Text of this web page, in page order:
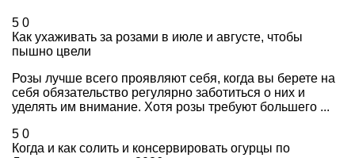
5 0
Как ухаживать за розами в июле и августе, чтобы
пышно цвели
Розы лучше всего проявляют себя, когда вы берете на
себя обязательство регулярно заботиться о них и
уделять им внимание. Хотя розы требуют большего ...
5 0
Когда и как солить и консервировать огурцы по